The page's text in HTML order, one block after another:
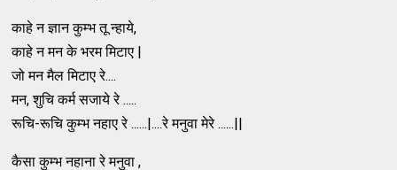
काहे न ज्ञान कुम्भ तू न्हाये,
काहे न मन के भरम मिटाए |
जो मन मैल मिटाए रे....
मन, शुचि कर्म सजाये रे .....
रूचि-रूचि कुम्भ नहाए रे ......|....रे मनुवा मेरे ......||
कैसा कुम्भ नहाना रे मनुवा ,